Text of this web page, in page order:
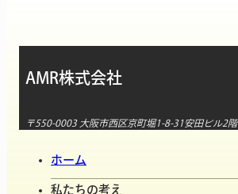
AMR株式会社
〒550-0003 大阪市西区京町堀1-8-31安田ビル2階
ホーム
私たちの考え